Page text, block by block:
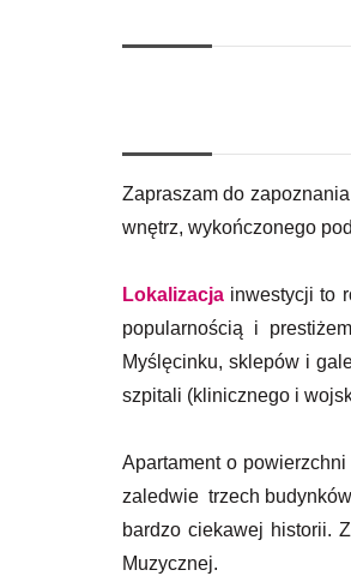
Zapraszam do
wnętrz, wykończonego
Lokalizacja inwestycji to
popularnością i
Myślęcinku, sklepów i
szpitali (klinicznego i
Apartament o powierzchni
zaledwie trzech
bardzo ciekawej historii.
Muzycznej.